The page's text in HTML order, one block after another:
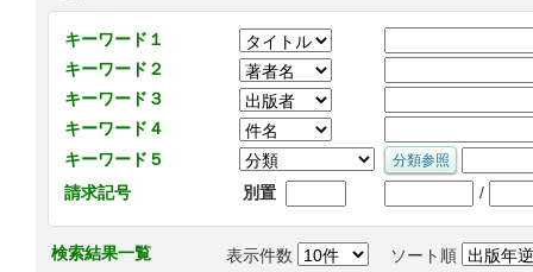
キーワード１
キーワード２
キーワード３
キーワード４
キーワード５
請求記号
別置 /
検索結果一覧 表示件数 ソート順